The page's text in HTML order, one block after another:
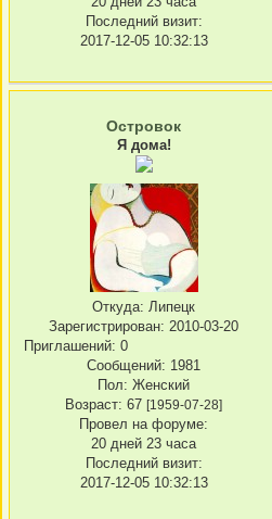
Последний визит:
2017-12-05 10:32:13
Островок
Я дома!
Откуда: Липецк
Зарегистрирован: 2010-03-20
Приглашений: 0
Сообщений: 1981
Пол: Женский
Возраст: 67 [1959-07-28]
Провел на форуме:
20 дней 23 часа
Последний визит:
2017-12-05 10:32:13